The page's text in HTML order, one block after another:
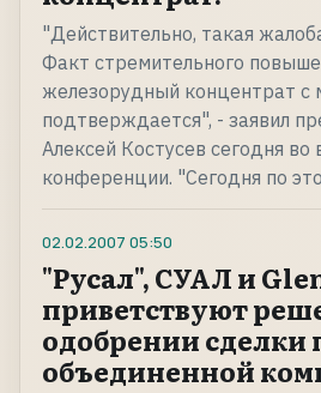
"Действительно, такая
Факт стремительного
железорудный концентрат с
подтверждается", - заявил
Алексей Костусев сегодня
конференции. "Сегодня по
02.02.2007 05:50
"Русал", СУАЛ и
приветствуют
одобрении сделки
объединенной